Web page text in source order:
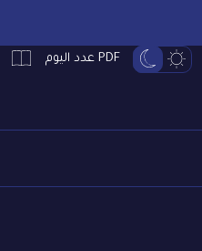
PDF عدد اليوم